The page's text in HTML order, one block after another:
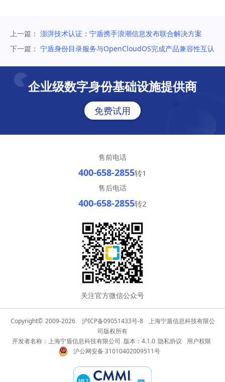
上一篇： 澎湃技术认证：宁盾携手浪潮信息发布联合解决方案
下一篇： 宁盾身份目录服务与OpenCloudOS完成产品兼容性互认
企业级数字身份基础设施提供商
免费试用
售前电话
400-658-2855转1
售后电话
400-658-2855转2
关注官方微信公众号
Copyright© 2009-2026 沪ICP备09051433号-8
上海宁盾信息科技有限公
司版权所有
开发者名称：上海宁盾信息科技有限公司 版本：4.1.0 隐私协议
用户权限
沪公网安备 31010402009511号